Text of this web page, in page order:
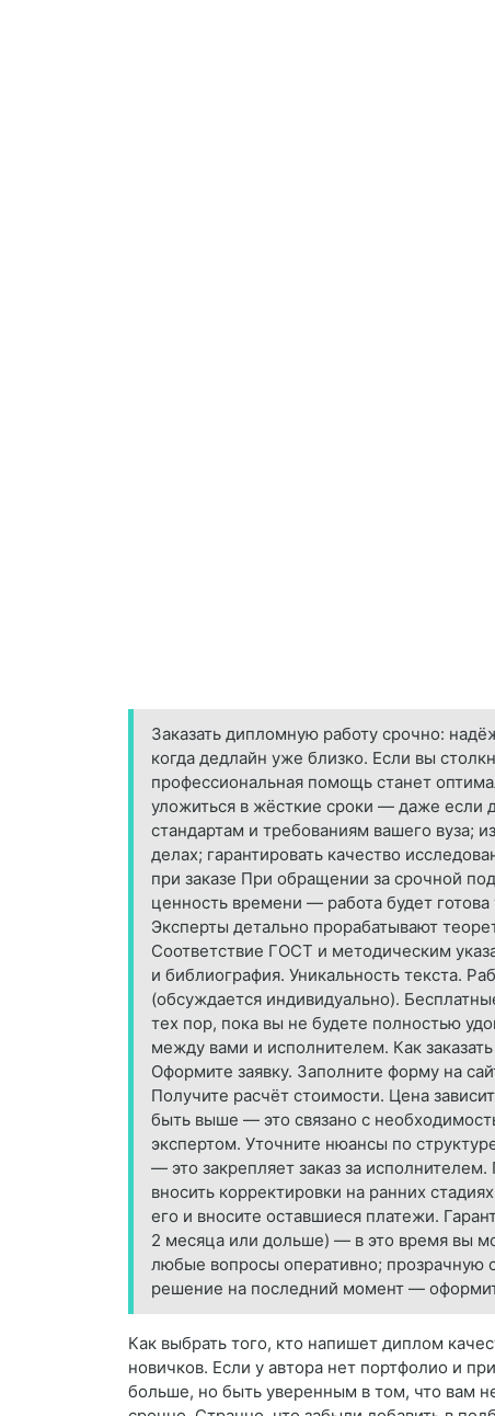
Заказать дипломную работу срочно:
когда дедлайн уже близко. Если вы
профессиональная помощь станет
уложиться в жёсткие сроки — даже если
стандартам и требованиям вашего вуза;
делах; гарантировать качество
при заказе При обращении за срочной
ценность времени — работа будет
Эксперты детально прорабатывают
Соответствие ГОСТ и методическим
и библиография. Уникальность текста.
(обсуждается индивидуально).
тех пор, пока вы не будете полностью
между вами и исполнителем. Как
Оформите заявку. Заполните форму на
Получите расчёт стоимости. Цена
быть выше — это связано с
экспертом. Уточните нюансы по
— это закрепляет заказ за
вносить корректировки на ранних
его и вносите оставшиеся платежи.
2 месяца или дольше) — в это время вы
любые вопросы оперативно; прозрачную
решение на последний момент —
Как выбрать того, кто напишет диплом
новичков. Если у автора нет портфолио и
больше, но быть уверенным в том, что вам